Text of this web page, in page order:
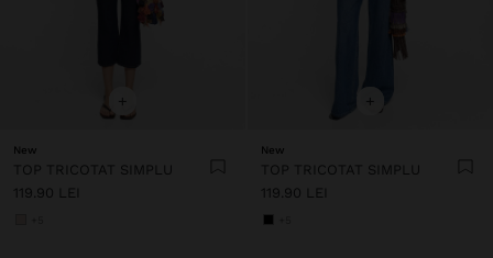
+
New
TOP TRICOTAT SIMPLU
119.90 LEI
+
New
TOP TRICOTAT SIMPLU
119.90 LEI